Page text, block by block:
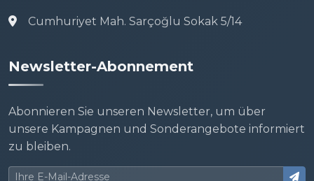
Cumhuriyet Mah. Sarçoğlu Sokak 5/14
Newsletter-Abonnement
Abonnieren Sie unseren Newsletter, um über
unsere Kampagnen und Sonderangebote informiert
zu bleiben.